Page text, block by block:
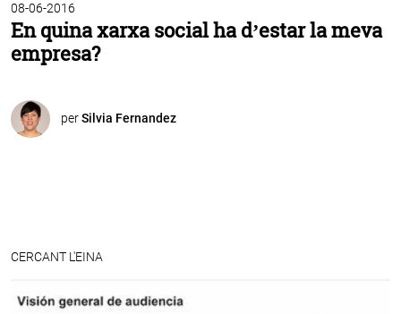
08-06-2016
En quina xarxa social ha d’estar la meva
empresa?
perSilvia Fernandez
CERCANT L'EINA